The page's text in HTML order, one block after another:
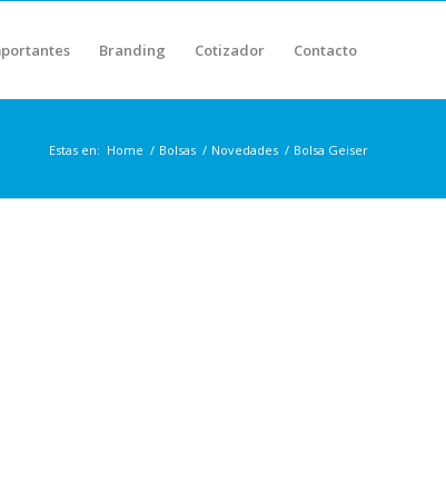
Branding Cotizador Contacto
Estas en: Home / Bolsas / Novedades / Bolsa Geiser